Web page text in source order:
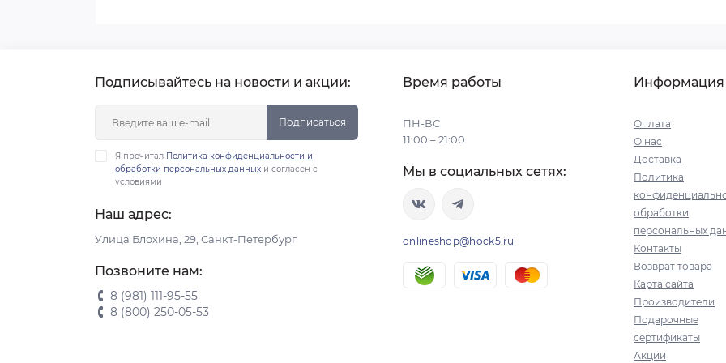
Подписывайтесь на новости и акции:
Подписаться
Я прочитал Политика конфиденциальности и
обработки персональных данных и согласен с
условиями
Наш адрес:
Улица Блохина, 29, Санкт-Петербург
Позвоните нам:
8 (981) 111-95-55
8 (800) 250-05-53
Время работы
ПН-ВС
11:00 – 21:00
Мы в социальных сетях:
onlineshop@hock5.ru
Информация
Оплата
О нас
Доставка
Политика
обработки
персональных
Контакты
Возврат товара
Карта сайта
Производители
Подарочные
сертификаты
Акции